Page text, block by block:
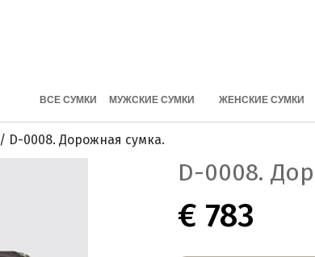
ВСЕ СУМКИ
МУЖСКИЕ СУМКИ ЖЕНСКИЕ СУМКИ
/ D-0008. Дорожная сумка.
D-0008.
€ 783